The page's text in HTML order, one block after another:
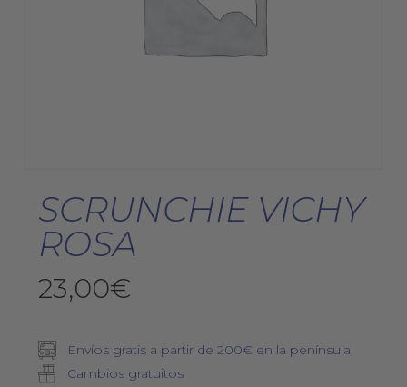
SCRUNCHIE VICHY
ROSA
23,00€
Envíos gratis a partir de 200€ en la península
Cambios gratuitos